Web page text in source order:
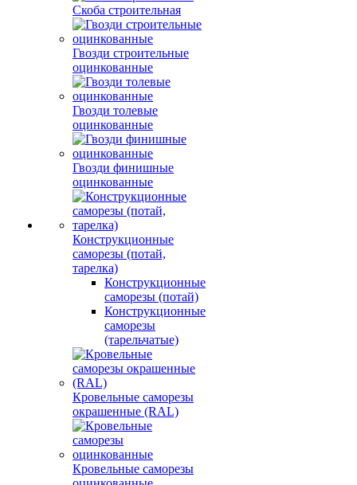
Скоба строительная
Гвозди строительные
оцинкованные
Гвозди толевые
оцинкованные
Гвозди финишные
оцинкованные
Конструкционные
саморезы (потай,
тарелка)
Конструкционные
саморезы (потай)
Конструкционные
саморезы
(тарельчатые)
Кровельные саморезы
окрашенные (RAL)
Кровельные саморезы